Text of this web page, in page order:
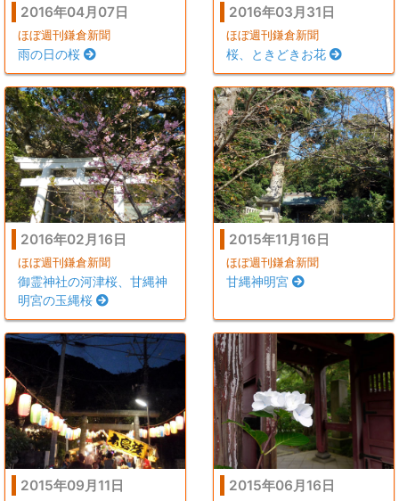
2016年04月07日
ほぼ週刊鎌倉新聞
雨の日の桜
2016年03月31日
ほぼ週刊鎌倉新聞
桜、ときどきお花
2016年02月16日
ほぼ週刊鎌倉新聞
御霊神社の河津桜、甘縄神
明宮の玉縄桜
2015年11月16日
ほぼ週刊鎌倉新聞
甘縄神明宮
2015年09月11日 2015年06月16日